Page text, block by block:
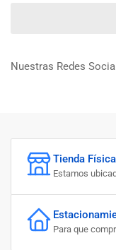
INALAMBRICA
y
1
Cargador)
INGCO
y
Nuestras Redes
Tienda Física
Estamos
Para que